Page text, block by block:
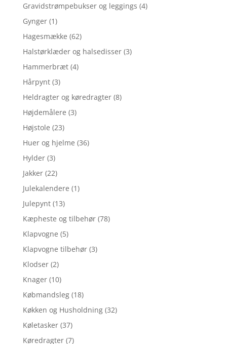
Gravidstrømpebukser og leggings (4)
Gynger (1)
Hagesmække (62)
Halstørklæder og halsedisser (3)
Hammerbræt (4)
Hårpynt (3)
Heldragter og køredragter (8)
Højdemålere (3)
Højstole (23)
Huer og hjelme (36)
Hylder (3)
Jakker (22)
Julekalendere (1)
Julepynt (13)
Kæpheste og tilbehør (78)
Klapvogne (5)
Klapvogne tilbehør (3)
Klodser (2)
Knager (10)
Købmandsleg (18)
Køkken og Husholdning (32)
Køletasker (37)
Køredragter (7)